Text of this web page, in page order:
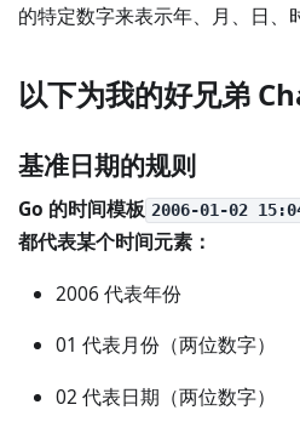
的特定数字来表示年、月、日、
以下为我的好兄弟
基准日期的规则
Go 的时间模板 2006-01-02
都代表某个时间元素：
2006 代表年份
01 代表月份（两位数字）
02 代表日期（两位数字）